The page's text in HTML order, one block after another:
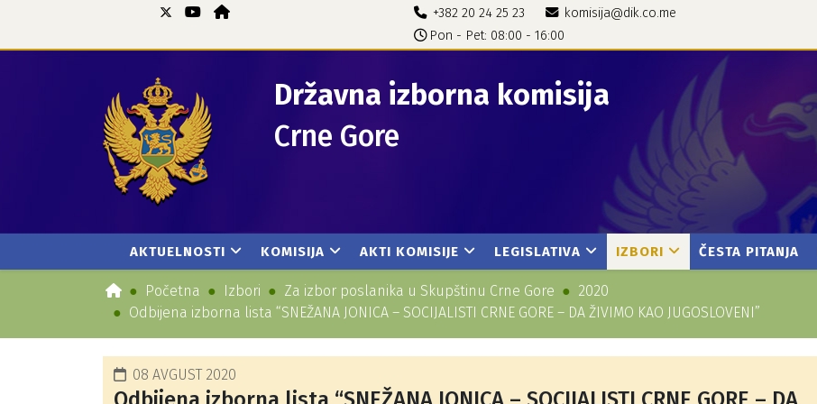
+382 20 24 25 23
komisija@dik.co.me
Pon - Pet: 08:00 - 16:00
Državna izborna komisija
Crne Gore
AKTUELNOSTI KOMISIJA AKTI KOMISIJE LEGISLATIVA IZBORI ČESTA PITANJA
Početna Izbori Za izbor poslanika u Skupštinu Crne Gore
2020
Odbijena izborna lista “SNEŽANA JONICA – SOCIJALISTI CRNE GORE – DA ŽIVIMO KAO JUGOSLOVENI”
08 AVGUST 2020